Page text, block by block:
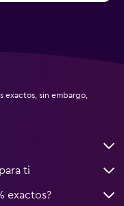
sin embargo,
ti
exactos?